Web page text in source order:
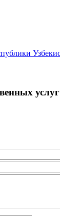
услуг